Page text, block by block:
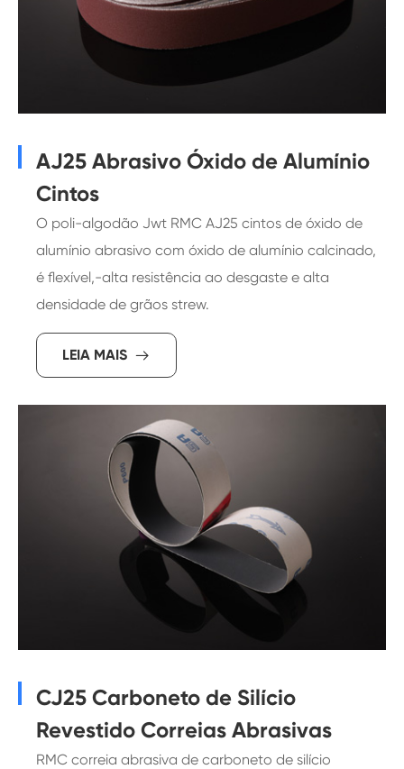
AJ25 Abrasivo Óxido de Alumínio
Cintos
O poli-algodão Jwt RMC AJ25 cintos de óxido de
alumínio abrasivo com óxido de alumínio calcinado,
é flexível,-alta resistência ao desgaste e alta
densidade de grãos strew.
LEIA MAIS 
CJ25 Carboneto de Silício
Revestido Correias Abrasivas
RMC correia abrasiva de carboneto de silício